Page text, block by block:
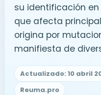
su identificación en
que afecta
origina por
manifiesta de
Actualizado: 10 abril
Reuma.pro